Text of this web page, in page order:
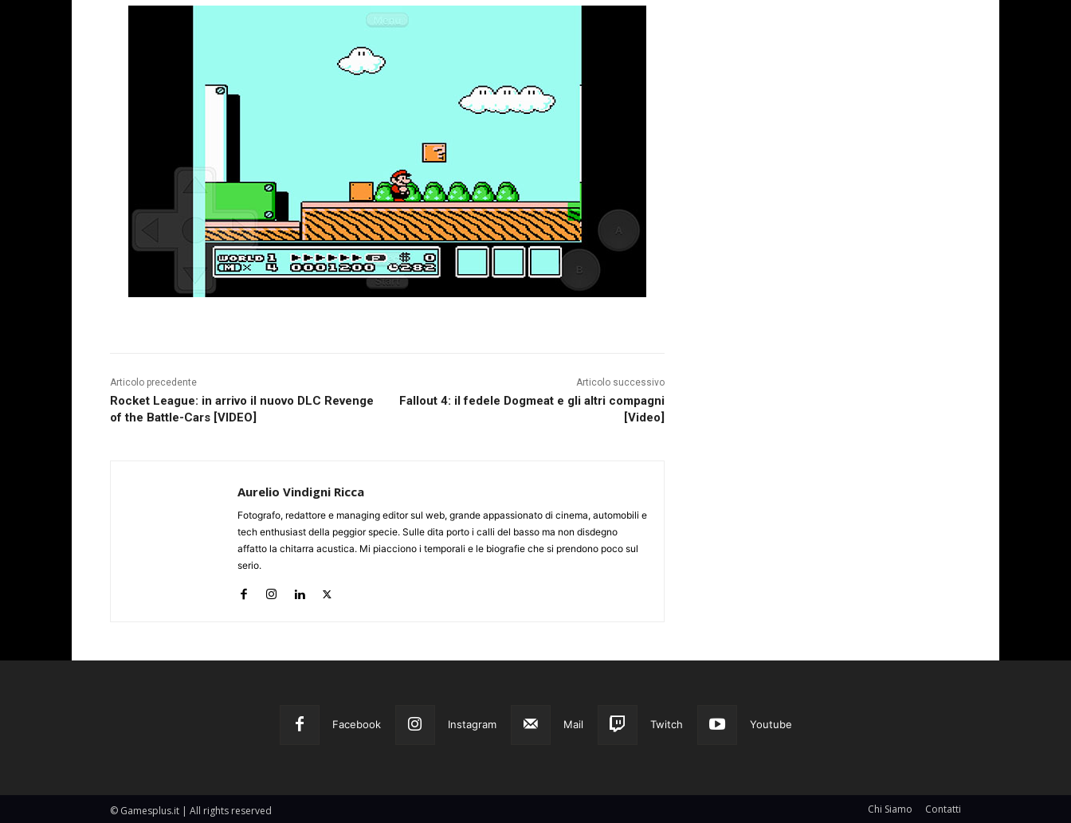
Articolo precedente
Rocket League: in arrivo il nuovo DLC Revenge
of the Battle-Cars [VIDEO]
Articolo successivo
Fallout 4: il fedele Dogmeat e gli altri compagni
[Video]
Aurelio Vindigni Ricca
Fotografo, redattore e managing editor sul web, grande appassionato di cinema, automobili e
tech enthusiast della peggior specie. Sulle dita porto i calli del basso ma non disdegno
affatto la chitarra acustica. Mi piacciono i temporali e le biografie che si prendono poco sul
serio.
Facebook Instagram Mail Twitch Youtube
© Gamesplus.it | All rights reserved Chi Siamo Contatti